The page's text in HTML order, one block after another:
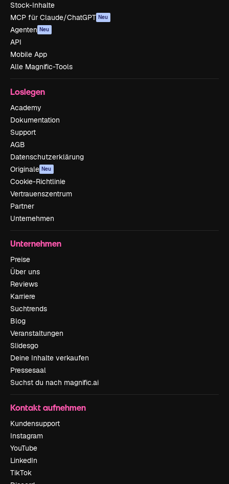
Stock-Inhalte
MCP für Claude/ChatGPT Neu
Agenten Neu
API
Mobile App
Alle Magnific-Tools
Loslegen
Academy
Dokumentation
Support
AGB
Datenschutzerklärung
Originale Neu
Cookie-Richtlinie
Vertrauenszentrum
Partner
Unternehmen
Unternehmen
Preise
Über uns
Reviews
Karriere
Suchtrends
Blog
Veranstaltungen
Slidesgo
Deine Inhalte verkaufen
Pressesaal
Suchst du nach magnific.ai
Kontakt aufnehmen
Kundensupport
Instagram
YouTube
LinkedIn
TikTok